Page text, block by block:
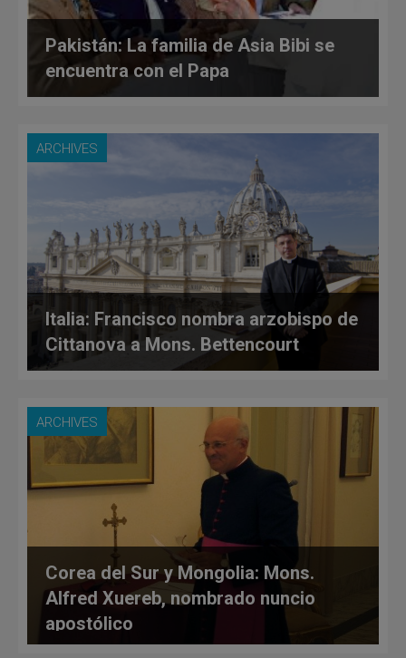
Pakistán: La familia de Asia Bibi se
encuentra con el Papa
ARCHIVES
Italia: Francisco nombra arzobispo de
Cittanova a Mons. Bettencourt
ARCHIVES
Corea del Sur y Mongolia: Mons.
Alfred Xuereb, nombrado nuncio
apostólico